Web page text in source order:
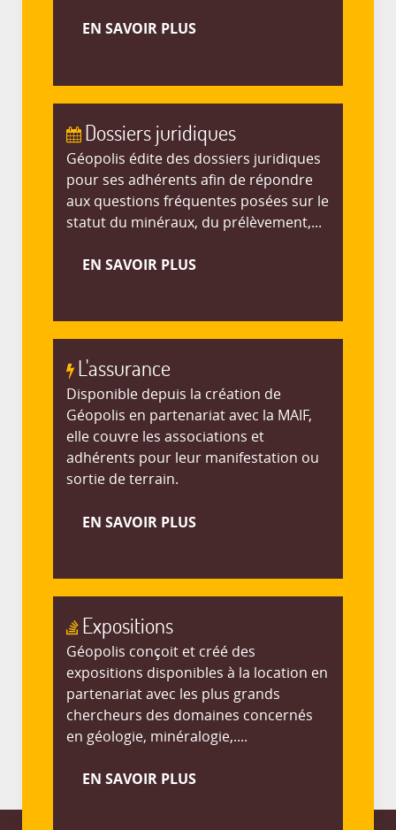
EN SAVOIR PLUS
Dossiers juridiques
Géopolis édite des dossiers juridiques
pour ses adhérents afin de répondre
aux questions fréquentes posées sur le
statut du minéraux, du prélèvement,...
EN SAVOIR PLUS
L'assurance
Disponible depuis la création de
Géopolis en partenariat avec la MAIF,
elle couvre les associations et
adhérents pour leur manifestation ou
sortie de terrain.
EN SAVOIR PLUS
Expositions
Géopolis conçoit et créé des
expositions disponibles à la location en
partenariat avec les plus grands
chercheurs des domaines concernés
en géologie, minéralogie,....
EN SAVOIR PLUS